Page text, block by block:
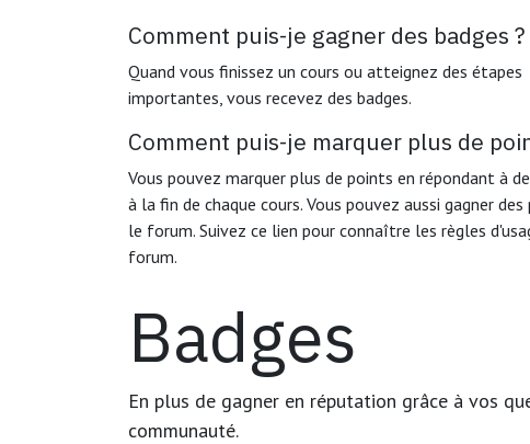
Comment puis-je gagner des badges ?
Quand vous finissez un cours ou atteignez des étapes
importantes, vous recevez des badges.
Comment puis-je marquer plus de
Vous pouvez marquer plus de points en répondant à
à la fin de chaque cours. Vous pouvez aussi gagner
le forum. Suivez ce lien pour connaître les règles
forum.
Badges
En plus de gagner en réputation grâce à vos
communauté.